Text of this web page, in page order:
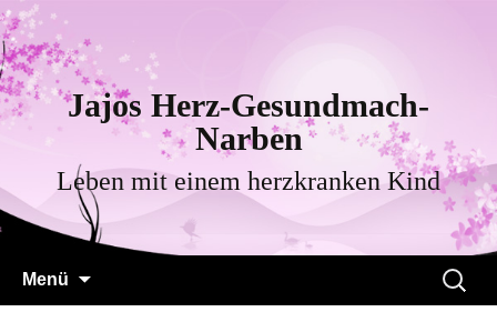
Jajos Herz-Gesundmach-
Narben
Leben mit einem herzkranken Kind
Menü
Suchen
nach: